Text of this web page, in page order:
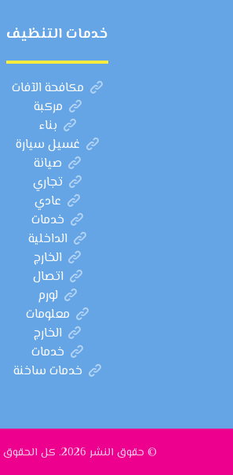
خدمات التنظيف
مكافحة الآفات
مركبة
بناء
غسيل سيارة
صيانة
تجاري
عادي
خدمات
الداخلية
الخارج
اتصال
لورم
معلومات
الخارج
خدمات
خدمات ساخنة
© حقوق النشر 2026. كل الحقوق محفوظة.